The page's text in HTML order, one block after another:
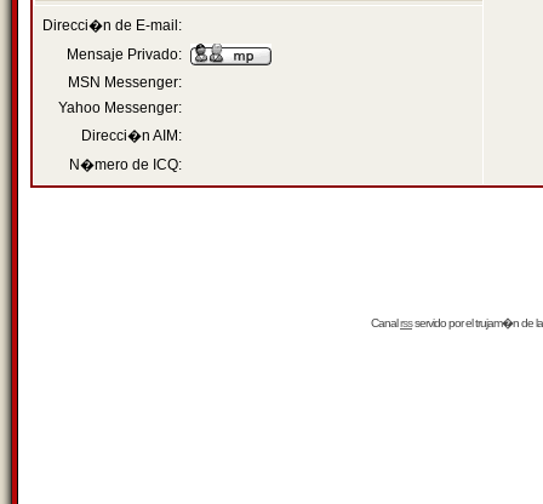
Direcci�n de E-mail:
Mensaje Privado:
MSN Messenger:
Yahoo Messenger:
Direcci�n AIM:
N�mero de ICQ:
Canalrssservido por eltrujam�nde